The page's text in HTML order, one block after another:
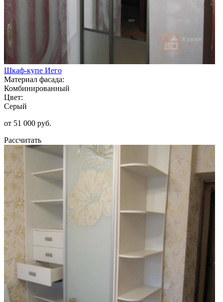
Шкаф-купе Иего
Материал фасада:
Комбинированный
Цвет:
Серый
от 51 000 руб.
Рассчитать